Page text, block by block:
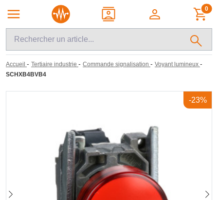
0
Accueil - Tertiaire industrie - Commande signalisation - Voyant lumineux -
SCHXB4BVB4
-23%